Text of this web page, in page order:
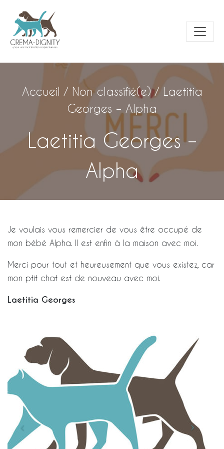
Accueil / Non classifié(e)/ Laetitia
Georges – Alpha
Laetitia Georges –
Alpha
Je voulais vous remercier de vous être occupé de
mon bébé Alpha. Il est enfin à la maison avec moi.
Merci pour tout et heureusement que vous existez, car
mon ptit chat est de nouveau avec moi.
Laetitia Georges